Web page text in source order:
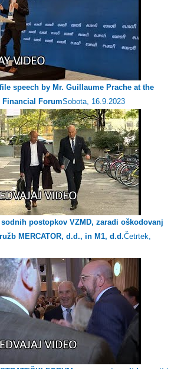
speech by Mr. Guillaume Prache at the
Financial ForumSobota, 16.9.2023
postopkov VZMD, zaradi oškodovanj
MERCATOR, d.d., in M1, d.d.Četrtek,